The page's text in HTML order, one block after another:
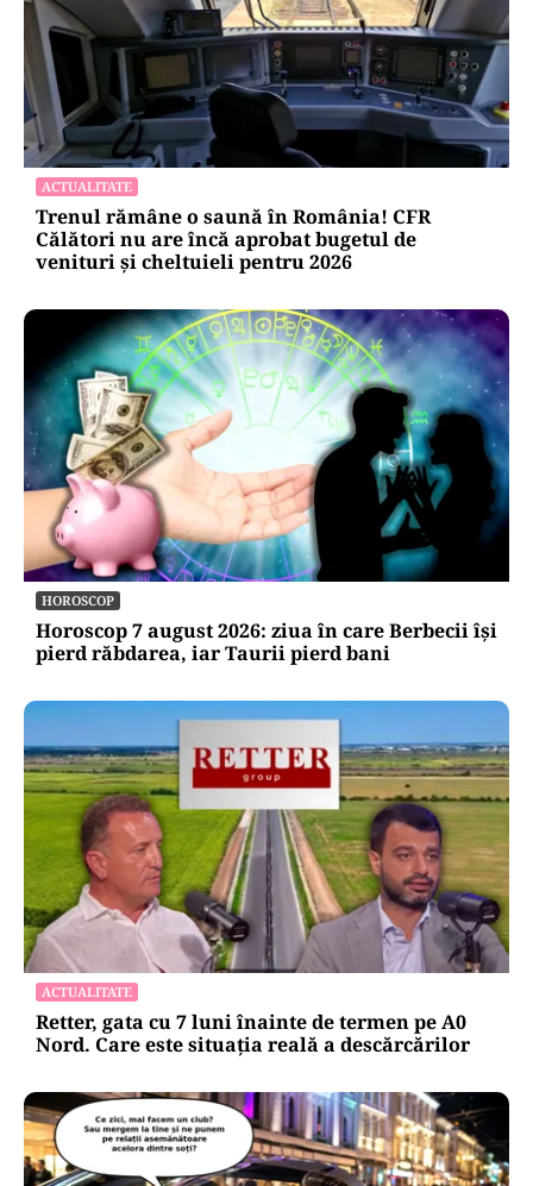
ACTUALITATE
Trenul rămâne o saună în România! CFR
Călători nu are încă aprobat bugetul de
venituri și cheltuieli pentru 2026
HOROSCOP
Horoscop 7 august 2026: ziua în care Berbecii își
pierd răbdarea, iar Taurii pierd bani
ACTUALITATE
Retter, gata cu 7 luni înainte de termen pe A0
Nord. Care este situația reală a descărcărilor